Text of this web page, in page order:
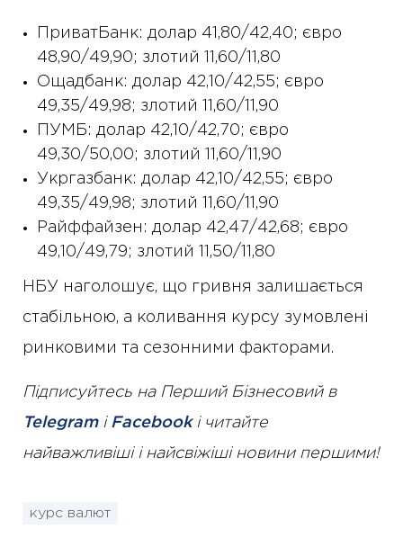
ПриватБанк: долар 41,80/42,40; євро
48,90/49,90; злотий 11,60/11,80
Ощадбанк: долар 42,10/42,55; євро
49,35/49,98; злотий 11,60/11,90
ПУМБ: долар 42,10/42,70; євро
49,30/50,00; злотий 11,60/11,90
Укргазбанк: долар 42,10/42,55; євро
49,35/49,98; злотий 11,60/11,90
Райффайзен: долар 42,47/42,68; євро
49,10/49,79; злотий 11,50/11,80
НБУ наголошує, що гривня залишається
стабільною, а коливання курсу зумовлені
ринковими та сезонними факторами.
Підписуйтесь на Перший Бізнесовий в
Telegramі Facebookі читайте
найважливіші і найсвіжіші новини першими!
курс валют